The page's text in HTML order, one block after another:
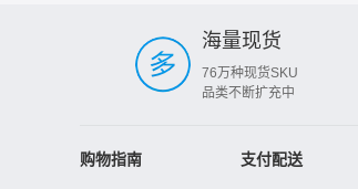
海量现货
76万种现货SKU
品类不断扩充中
购物指南 支付配送